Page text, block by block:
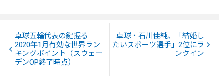
卓球五輪代表の鍵握る
2020年1月有効な世界ラン
キングポイント（スウェー
デンOP終了時点）
卓球・石川佳純、「結婚し
たいスポーツ選手」2位にラ
ンクイン